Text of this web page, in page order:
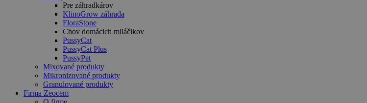
Pre záhradkárov
KlinoGrow záhrada
FloraStone
Chov domácich miláčikov
PussyCat
PussyCat Plus
PussyPet
Mixované produkty
Mikronizované produkty
Granulované produkty
Firma Zeocem